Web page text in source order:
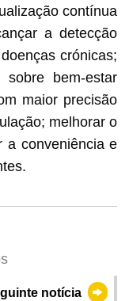
contínua
a detecção
crónicas;
bem-estar
maior precisão
melhorar o
a conveniência e
notícia